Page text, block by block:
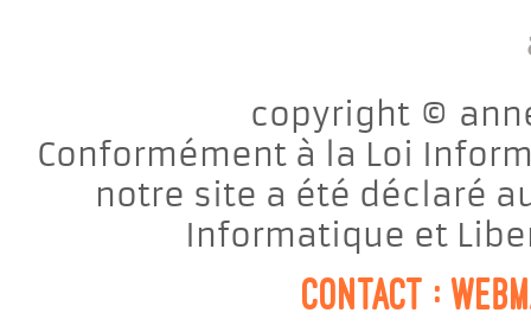
copyright ©
Conformément à la Loi
notre site a été déclaré
Informatique et
contact :